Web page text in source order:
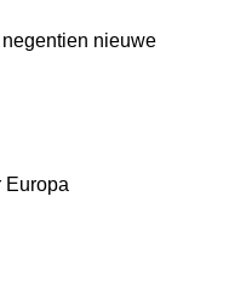
nieuwe
Europa